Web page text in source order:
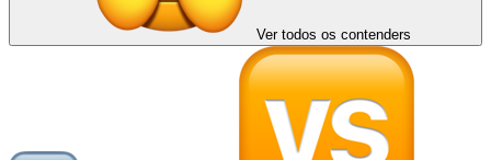
Ver todos os contenders